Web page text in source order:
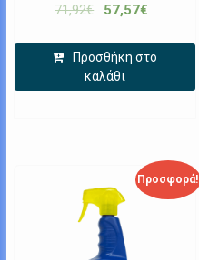
71,92€ 57,57€
Προσθήκη στο
καλάθι
Προσφορά!